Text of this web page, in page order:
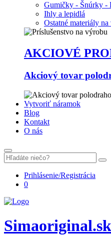
Gumičky - Šnúrky -
Ihly a lepidlá
Ostatné materiály
AKCIOVÉ
Akciový tovar
Vytvoriť náramok
Blog
Kontakt
O nás
Prihlásenie/Registrácia
0
Simaoriginal.sk